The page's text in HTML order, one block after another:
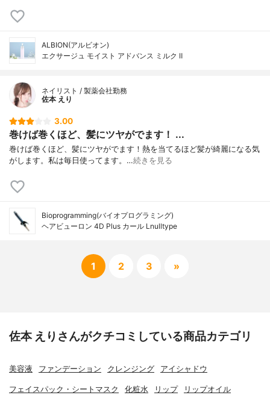
ALBION(アルビオン)
エクサージュ モイスト アドバンス ミルク Ⅱ
ネイリスト / 製薬会社勤務
佐本 えり
3.00
巻けば巻くほど、髪にツヤがでます！ ...
巻けば巻くほど、髪にツヤがでます！熱を当てるほど髪が綺麗になる気
がします。私は毎日使ってます。…続きを見る
Bioprogramming(バイオプログラミング)
ヘアビューロン 4D Plus カール Lnulltype
1 2 3 »
佐本 えりさんがクチコミしている商品カテゴリ
美容液 ファンデーション クレンジング アイシャドウ
フェイスパック・シートマスク 化粧水 リップ リップオイル